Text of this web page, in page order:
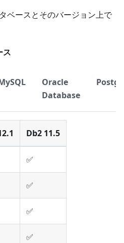
ベースとそのバージョン上で
ス
Oracle
Database
Db2 11.5
✅
✅
✅
✅